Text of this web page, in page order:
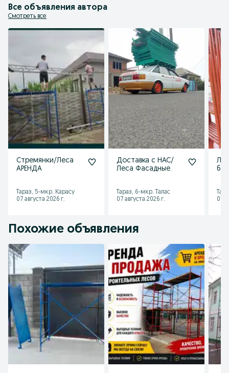
Все объявления автора
Смотреть все
Стремянки/Леса
АРЕНДА
Тараз, 5-мкр. Карасу
07 августа 2026 г.
Доставка с НАС/
Леса Фасадные.
Тараз, 6-мкр. Талас
07 августа 2026 г.
60/
07
Похожие объявления